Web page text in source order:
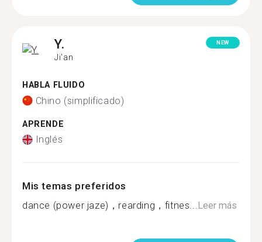
Y.
Ji'an
NEW
HABLA FLUIDO
Chino (simplificado)
APRENDE
Inglés
Mis temas preferidos
dance (power jaze)，rearding，fitnes...Leer más